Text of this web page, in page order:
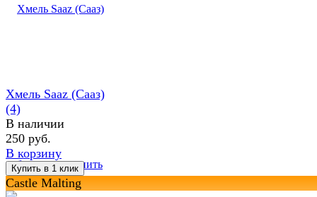
избранное сравнить
Хмель Saaz (Сааз)
(4)
В наличии
250 руб.
В корзину
Castle Malting